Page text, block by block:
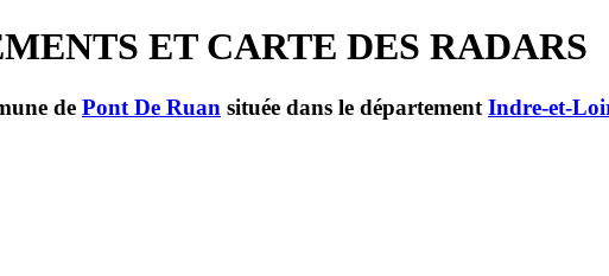
ET CARTE DES RADARS
de Pont De Ruan située dans le département Indre-et-